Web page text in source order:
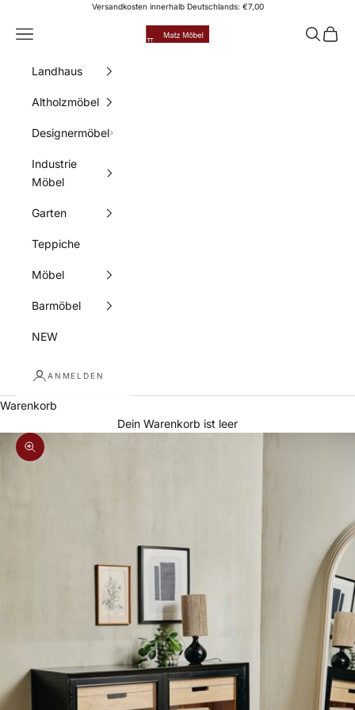
Zum Inhalt springenVersandkosten innerhalb Deutschlands: €7,00
Matz Möbel
Menü Suchen
Landhaus
Altholzmöbel
Designermöbel
Industrie
Möbel
Garten
Teppiche
Möbel
Barmöbel
NEW
ANMELDEN
Warenkorb
Dein Warenkorb ist leer
Bild vergrößern